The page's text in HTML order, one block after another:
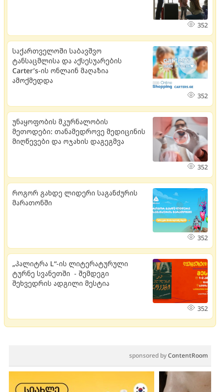
352
საქართველოში საბავშვო
ტანსაცმლისა და აქსესუარების
Carter’s-ის ონლაინ მაღაზია
ამოქმედდა
352
უნაყოფობის მკურნალობის
მეთოდები: თანამედროვე მედიცინის
მიღწევები და ოჯახის დაგეგმვა
352
როგორ გახდე ლიდერი საგანძურის
მარათონში
352
„პალიტრა L“-ის ლიტერატურული
ტურნე სვანეთში - შემდეგი
შეხვედრის ადგილი მესტია
352
sponsored byContentRoom